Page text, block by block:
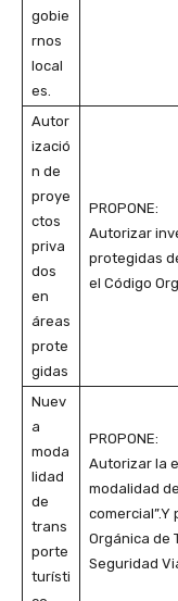
gobie
rnos
local
es.
Autor
izació
n de
proye
ctos
priva
dos
en
áreas
prote
gidas
PROPONE:
Autorizar
protegidas
el Código
Nuev
a
moda
lidad
de
trans
porte
turísti
PROPONE:
Autorizar la
modalidad
Orgánica de
Seguridad